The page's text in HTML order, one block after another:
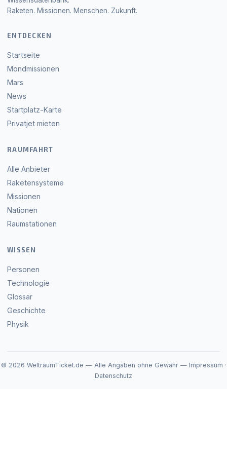
Raketen. Missionen. Menschen. Zukunft.
ENTDECKEN
Startseite
Mondmissionen
Mars
News
Startplatz-Karte
Privatjet mieten
RAUMFAHRT
Alle Anbieter
Raketensysteme
Missionen
Nationen
Raumstationen
WISSEN
Personen
Technologie
Glossar
Geschichte
Physik
© 2026 WeltraumTicket.de — Alle Angaben ohne Gewähr — Impressum ·
Datenschutz